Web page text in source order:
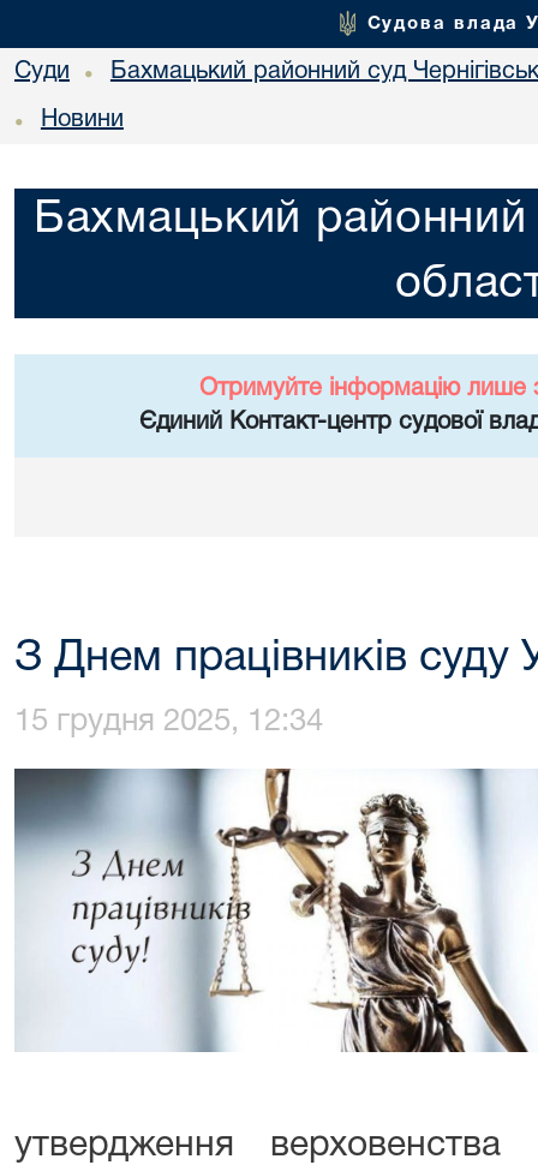
Судова влада
Суди • Бахмацький районний суд
• Новини
Бахмацький районний
Отримуйте інформацію лише
Єдиний Контакт-центр судової
З Днем працівників суду
15 грудня 2025, 12:34
утвердження